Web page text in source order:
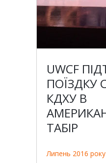
UWCF
ПОЇЗДКУ
КДХУ В
ТАБІР
Липень 2016 року